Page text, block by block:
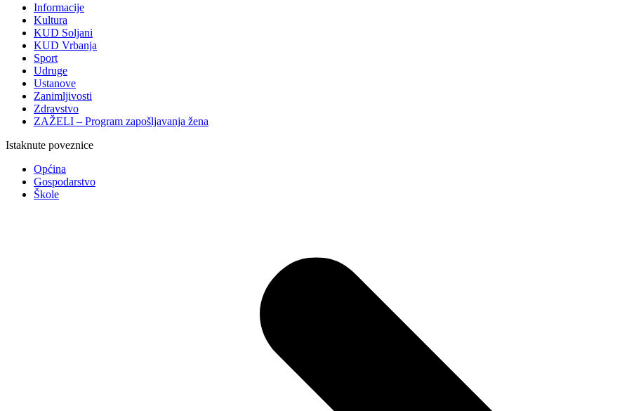
Informacije
Kultura
KUD Soljani
KUD Vrbanja
Sport
Udruge
Ustanove
Zanimljivosti
Zdravstvo
ZAŽELI – Program zapošljavanja žena
Istaknute poveznice
Općina
Gospodarstvo
Škole